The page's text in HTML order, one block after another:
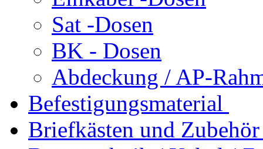
Sat -Dosen
BK - Dosen
Abdeckung / AP-
Befestigungsmaterial
Briefkästen und Zubehör